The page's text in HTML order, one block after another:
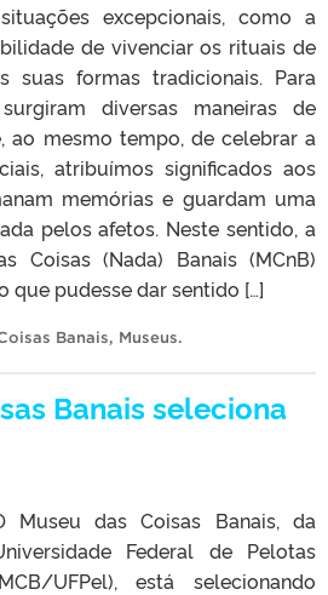
excepcionais, como a
de vivenciar os rituais de
suas formas tradicionais. Para
diversas maneiras de
ao mesmo tempo, de celebrar a
atribuímos significados aos
memórias e guardam uma
pelos afetos. Neste sentido, a
Coisas (Nada) Banais (MCnB)
que pudesse dar sentido […]
Banais, Museus.
Banais seleciona
Museu das Coisas Banais, da
Federal de Pelotas
UFPel), está selecionando